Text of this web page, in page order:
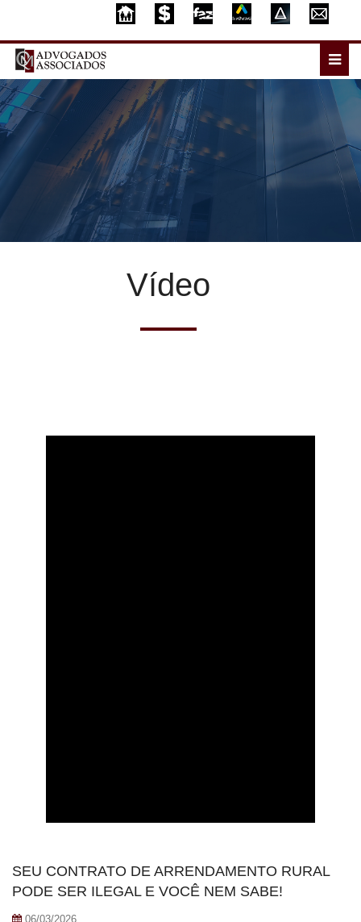
Vídeo
SEU CONTRATO DE ARRENDAMENTO RURAL
PODE SER ILEGAL E VOCÊ NEM SABE!
06/03/2026